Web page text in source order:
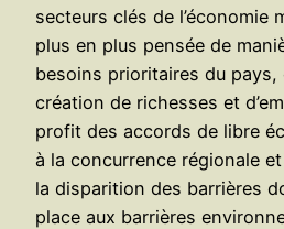
secteurs clés de l’économie
plus en plus pensée de
besoins prioritaires du pays,
création de richesses et
profit des accords de libre
à la concurrence régionale
la disparition des barrières
place aux barrières